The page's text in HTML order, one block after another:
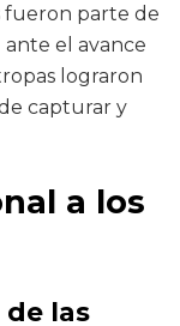
fueron parte de
ante el avance
lograron
capturar y
a los
las